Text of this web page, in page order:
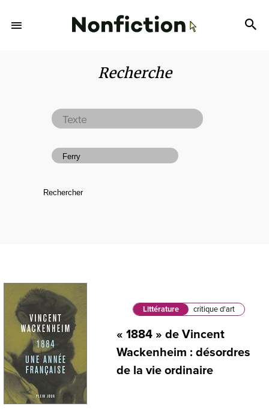
Recherche
Littérature critique d'art
« 1884 » de Vincent
Wackenheim : désordres
de la vie ordinaire